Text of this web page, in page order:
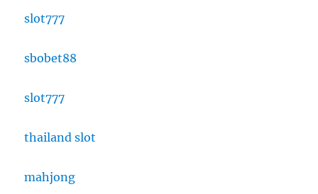
slot777
sbobet88
slot777
thailand slot
mahjong